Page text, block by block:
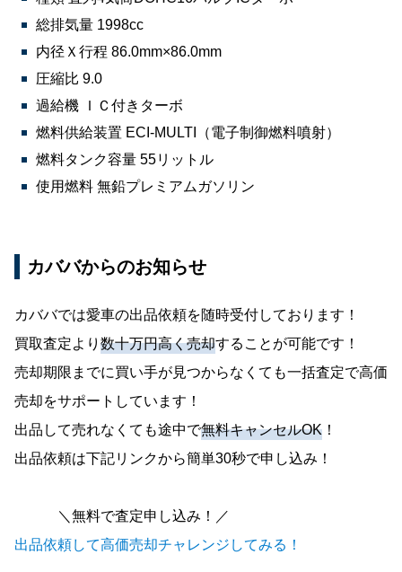
総排気量 1998cc
内径Ｘ行程 86.0mm×86.0mm
圧縮比 9.0
過給機 ＩＣ付きターボ
燃料供給装置 ECI-MULTI（電子制御燃料噴射）
燃料タンク容量 55リットル
使用燃料 無鉛プレミアムガソリン
カババからのお知らせ
カババでは愛車の出品依頼を随時受付しております！
買取査定より 数十万円高く売却することが可能です！
売却期限までに買い手が見つからなくても一括査定で高価
売却をサポートしています！
出品して売れなくても途中で無料キャンセルOK ！
出品依頼は下記リンクから簡単30秒で申し込み！
＼無料で査定申し込み！／
出品依頼して高価売却チャレンジしてみる！